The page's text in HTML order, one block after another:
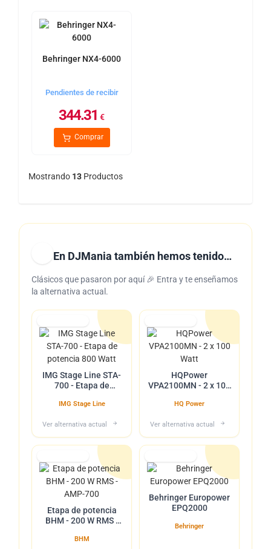
Behringer NX4-6000
Pendientes de recibir
344.31 €
Comprar
Mostrando 13 Productos
En DJMania también hemos tenido…
Clásicos que pasaron por aquí 🎉 Entra y te enseñamos
la alternativa actual.
IMG Stage Line STA-
700 - Etapa de
IMG Stage Line
Ver alternativa actual
HQPower
VPA2100MN - 2 x 100
HQ Power
Ver alternativa actual
Etapa de potencia
BHM - 200 W RMS -
BHM
Behringer Europower
EPQ2000
Behringer